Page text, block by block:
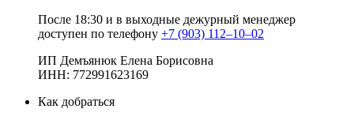
После 18:30 и в выходные дежурный менеджер
доступен по телефону +7 (903) 112–10–02
ИП Демъянюк Елена Борисовна
ИНН: 772991623169
Как добраться